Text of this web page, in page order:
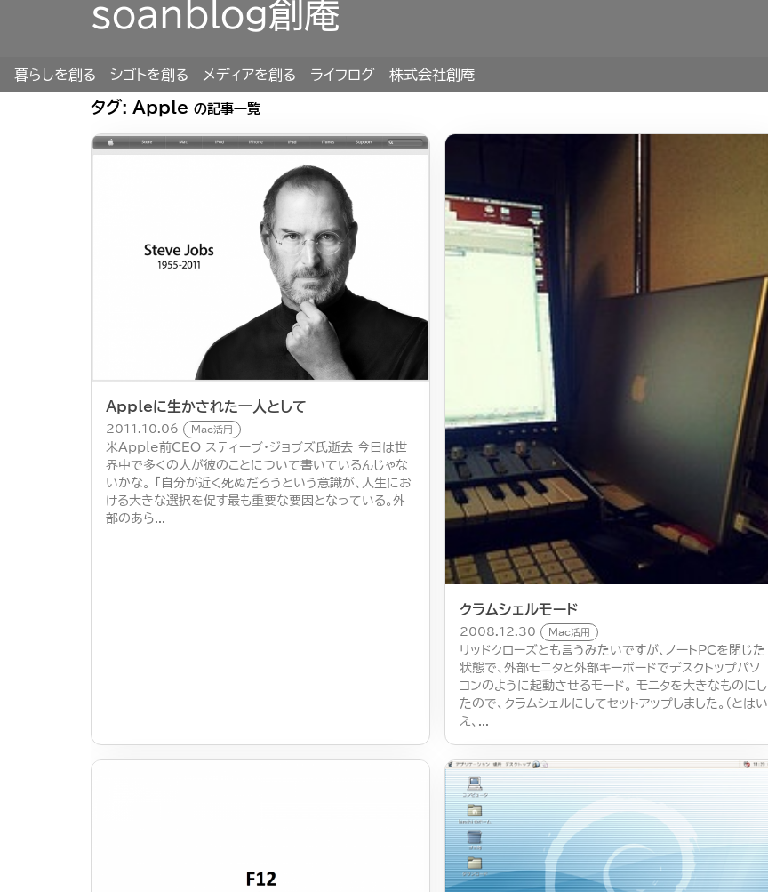
soanblog創庵
暮らしを創る シゴトを創る メディアを創る ライフログ 株式会社創庵
タグ: Apple の記事一覧
Appleに生かされた一人として
2011.10.06 Mac活用
米Apple前CEO スティーブ・ジョブズ氏逝去 今日は世
界中で多くの人が彼のことについて書いているんじゃな
いかな。 「自分が近く死ぬだろうという意識が、人生にお
ける大きな選択を促す最も重要な要因となっている。外
部のあら...
クラムシェルモード
2008.12.30 Mac活用
リッドクローズとも言うみたいですが、ノートPCを閉じた
状態で、外部モニタと外部キーボードでデスクトップパソ
コンのように起動させるモード。 モニタを大きなものにし
たので、クラムシェルにしてセットアップしました。（とはい
え、...